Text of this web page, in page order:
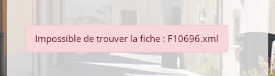
Impossible de trouver la fiche : F10696.xml